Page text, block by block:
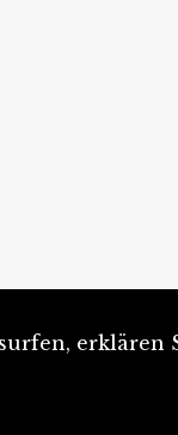
erklären